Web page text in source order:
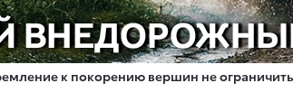
к покорению вершин не